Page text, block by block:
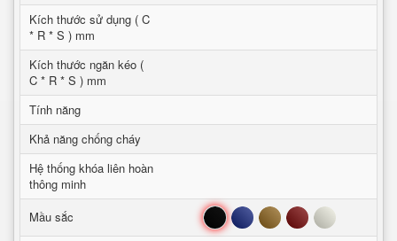
Kích thước sử dụng ( C
* R * S ) mm
Kích thước ngăn kéo (
C * R * S ) mm
Tính năng
Khả năng chống cháy
Hệ thống khóa liên hoàn
thông minh
Mầu sắc
Đen Xanh Nâu Đỏ Trắng